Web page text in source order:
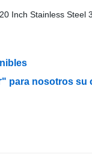
" para nosotros su